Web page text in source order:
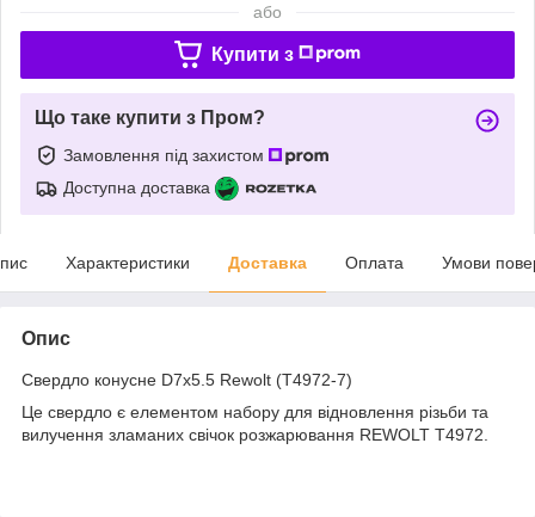
або
Купити з
Що таке купити з Пром?
Замовлення під захистом
Доступна доставка
Характеристики Доставка Оплата Умови
Опис
Свердло конусне D7x5.5 Rewolt (T4972-7)
Це свердло є елементом набору для відновлення різьби та
вилучення зламаних свічок розжарювання REWOLT T4972.